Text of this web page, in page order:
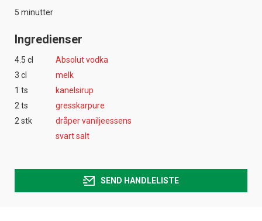
5 minutter
Ingredienser
4.5 cl
Absolut vodka
3 cl
melk
1 ts
kanelsirup
2 ts
gresskarpure
2 stk
dråper vaniljeessens
svart salt
SEND HANDLELISTE